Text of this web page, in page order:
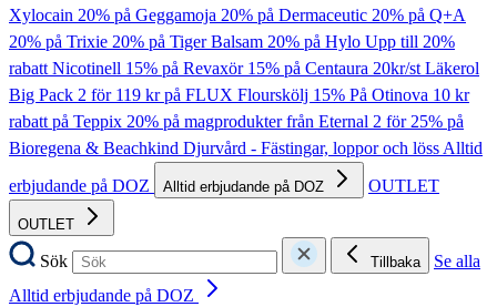
Xylocain 20% på Geggamoja 20% på Dermaceutic 20% på Q+A
20% på Trixie 20% på Tiger Balsam 20% på Hylo Upp till 20%
rabatt Nicotinell 15% på Revaxör 15% på Centaura 20kr/st Läkerol
Big Pack 2 för 119 kr på FLUX Flourskölj 15% På Otinova 10 kr
rabatt på Teppix 20% på magprodukter från Eternal 2 för 25% på
Bioregena & Beachkind Djurvård - Fästingar, loppor och lössAlltid
erbjudande på DOZ
Alltid erbjudande på DOZ OUTLET
OUTLET
Sök Tillbaka
Se alla
Alltid erbjudande på DOZ